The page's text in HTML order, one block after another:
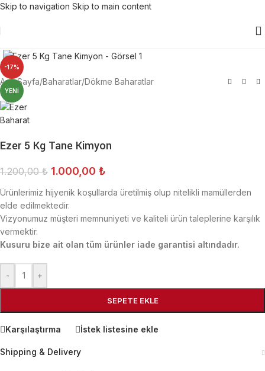
Skip to navigation Skip to main content
-17%
YENI
Ana Sayfa/Baharatlar/Dökme Baharatlar
Ezer 5 Kg Tane Kimyon
1.200,00₺ 1.000,00 ₺
Ürünlerimiz hijyenik koşullarda üretilmiş olup nitelikli mamüllerden
elde edilmektedir.
Vizyonumuz müşteri memnuniyeti ve kaliteli ürün taleplerine karşılık
vermektir.
Kusuru bize ait olan tüm ürünler iade garantisi altındadır.
- +
SEPETE EKLE
Karşılaştırma İstek listesine ekle
Shipping & Delivery